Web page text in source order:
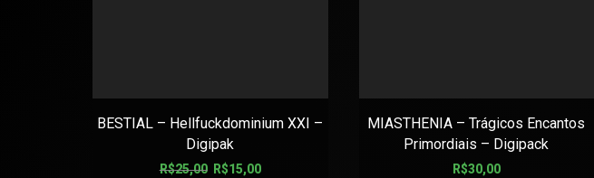
BESTIAL – Hellfuckdominium XXI –
Digipak
R$25,00 R$15,00
MIASTHENIA – Trágicos Encantos
Primordiais – Digipack
R$30,00